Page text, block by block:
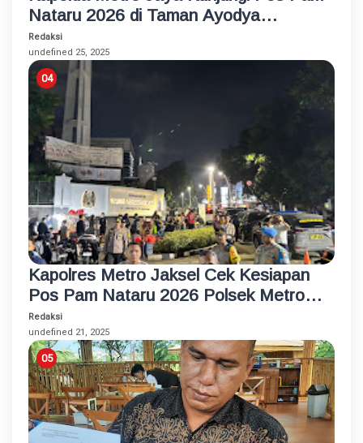
Nataru 2026 di Taman Ayodya
Kebayoran Baru
Redaksi
undefined 25, 2025
Kapolres Metro Jaksel Cek Kesiapan
Pos Pam Nataru 2026 Polsek Metro
Kebayoran Baru
Redaksi
undefined 21, 2025